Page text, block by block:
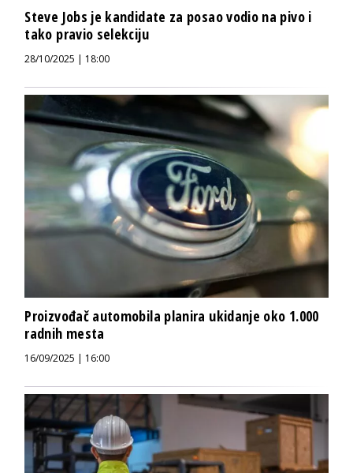
Steve Jobs je kandidate za posao vodio na pivo i
tako pravio selekciju
28/10/2025 | 18:00
Proizvođač automobila planira ukidanje oko 1.000
radnih mesta
16/09/2025 | 16:00